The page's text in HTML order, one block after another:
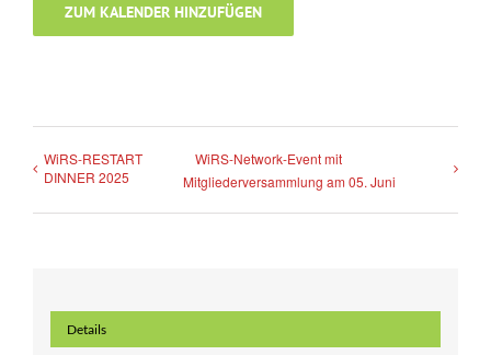
ZUM KALENDER HINZUFÜGEN
WiRS-RESTART
DINNER 2025
WiRS-Network-Event mit
Mitgliederversammlung am 05. Juni
Details